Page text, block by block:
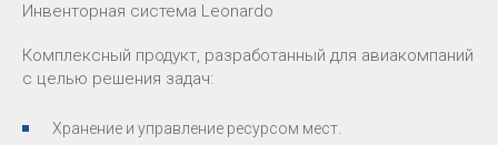
Инвенторная система Leonardo
Комплексный продукт, разработанный для авиакомпаний
c целью решения задач:
Хранение и управление ресурсом мест.